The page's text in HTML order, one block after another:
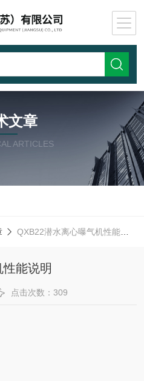
文章
ARTICLES
​QXB22潜水离心曝气机性能说明
能说明
点击次数：309